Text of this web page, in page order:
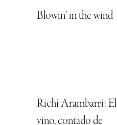
Blowin’ in the wind
Richi Arambarri: El
vino, contado de